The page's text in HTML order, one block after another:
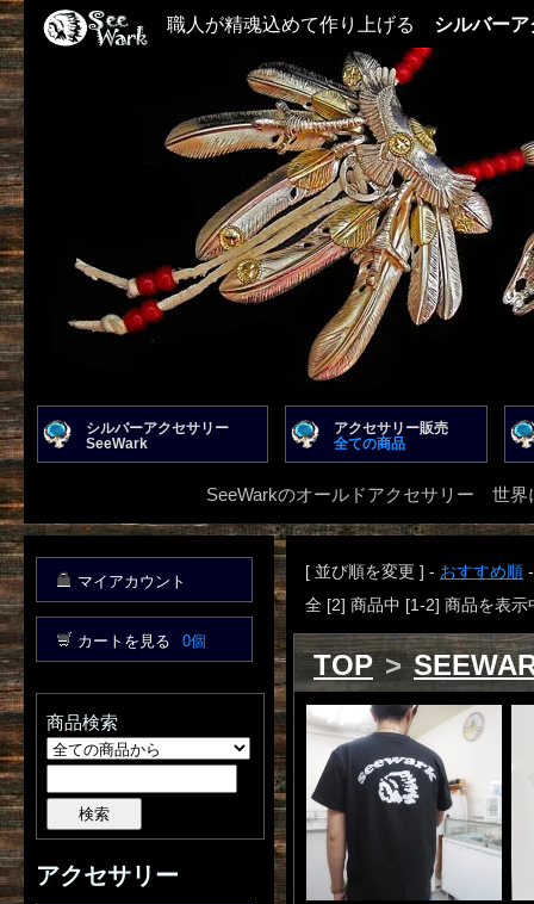
職人が精魂込めて作り上げる シルバー
シルバーアクセサリー
SeeWark
アクセサリー販売
全ての商品
SeeWarkのオールドアクセサリー 世
[ 並び順を変更 ] - おすすめ順
全 [2] 商品中 [1-2] 商品を表示
TOP >
マイアカウント
カートを見る 0個
商品検索
アクセサリー